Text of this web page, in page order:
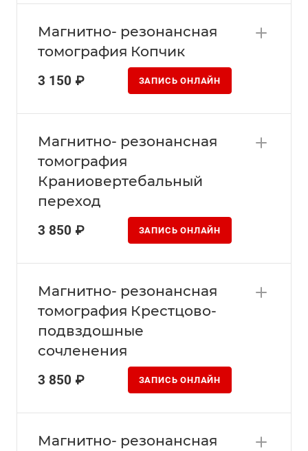
Магнитно- резонансная
томография Копчик
3 150 ₽ ЗАПИСЬ ОНЛАЙН
Магнитно- резонансная
томография
Краниовертебальный
переход
3 850 ₽ ЗАПИСЬ ОНЛАЙН
Магнитно- резонансная
томография Крестцово-
подвздошные
сочленения
3 850 ₽ ЗАПИСЬ ОНЛАЙН
Магнитно- резонансная